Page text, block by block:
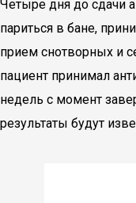
Четыре дня до сдачи
париться в бане,
прием снотворных и
пациент принимал
недель с момент
результаты будут